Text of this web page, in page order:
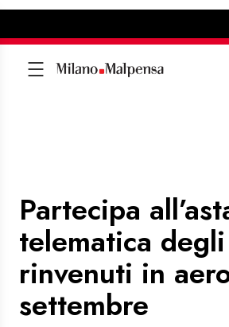
Partecipa
telematica
rinvenuti in
settembre